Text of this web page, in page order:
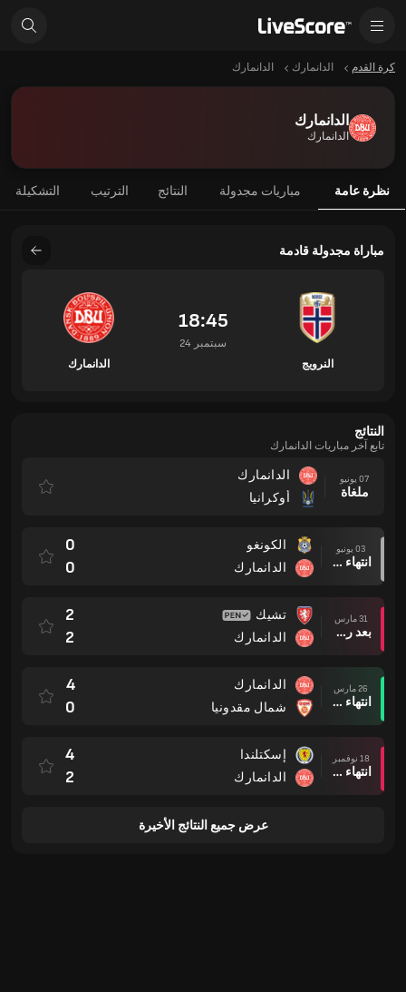
كرة القدم الدانمارك الدانمارك
الدانمارك
الدانمارك
نظرة عامة مباريات مجدولة النتائج الترتيب التشكيلة
مباراة مجدولة قادمة
النرويج
18:45
24 سبتمبر
الدانمارك
النتائج
تابع آخر مباريات الدانمارك
07 يونيو
ملغاة
الدانمارك
أوكرانيا
03 يونيو
انتهاء وقت المباراة
الكونغو
الدانمارك
0
0
31 مارس
بعد ركلات الترجيح
تشيك
الدانمارك
2
2
26 مارس
انتهاء وقت المباراة
الدانمارك
شمال مقدونيا
4
0
18 نوفمبر
انتهاء وقت المباراة
إسكتلندا
الدانمارك
4
2
عرض جميع النتائج الأخيرة